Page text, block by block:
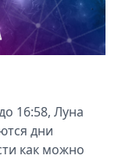
16:58, Луна
дни
как можно